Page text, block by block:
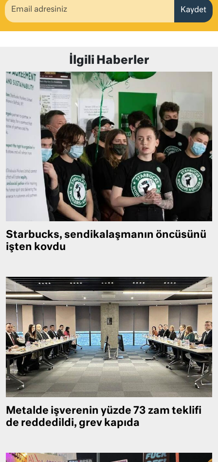
Kaydet
İlgili Haberler
Starbucks, sendikalaşmanın öncüsünü
işten kovdu
Metalde işverenin yüzde 73 zam teklifi
de reddedildi, grev kapıda